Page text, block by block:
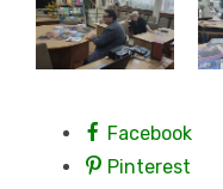
Facebook
Pinterest